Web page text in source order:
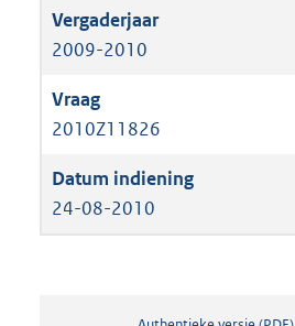
2009-2010
2010Z11826
24-08-2010